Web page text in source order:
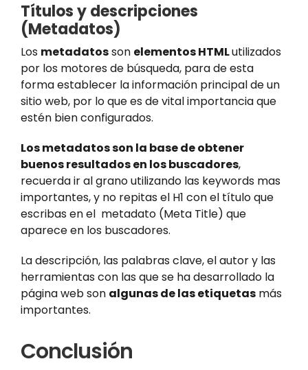
Títulos y descripciones
(Metadatos)
Los metadatosson elementos HTMLutilizados
por los motores de búsqueda, para de esta
forma establecer la información principal de un
sitio web, por lo que es de vital importancia que
estén bien configurados.
Los metadatos son la base de obtener
buenos resultados en los buscadores,
recuerda ir al grano utilizando las keywords mas
importantes, y no repitas el H1 con el título que
escribas en el metadato (Meta Title) que
aparece en los buscadores.
La descripción, las palabras clave, el autor y las
herramientas con las que se ha desarrollado la
página web son algunas de las etiquetas más
importantes.
Conclusión